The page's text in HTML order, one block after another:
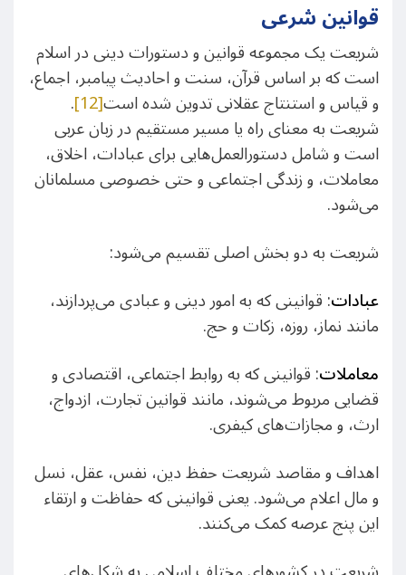
قوانین شرعی
شریعت یک مجموعه قوانین و دستورات دینی در اسلام
است که بر اساس قرآن، سنت و احادیث پیامبر، اجماع،
و قیاس و استنتاج عقلانی تدوین شده است[12]
.
شریعت به معنای راه یا مسیر مستقیم در زبان عربی
است و شامل دستورالعمل‌هایی برای عبادات، اخلاق،
معاملات، و زندگی اجتماعی و حتی خصوصی مسلمانان
می‌شود.
شریعت به دو بخش اصلی تقسیم می‌شود:
عبادات: قوانینی که به امور دینی و عبادی می‌پردازند،
مانند نماز، روزه، زکات و حج.
معاملات: قوانینی که به روابط اجتماعی، اقتصادی و
قضایی مربوط می‌شوند، مانند قوانین تجارت، ازدواج،
ارث، و مجازات‌های کیفری.
اهداف و مقاصد شریعت حفظ دین، نفس، عقل، نسل
و مال اعلام می‌شود. یعنی قوانینی که حفاظت و ارتقاء
این پنج عرصه کمک می‌کنند.